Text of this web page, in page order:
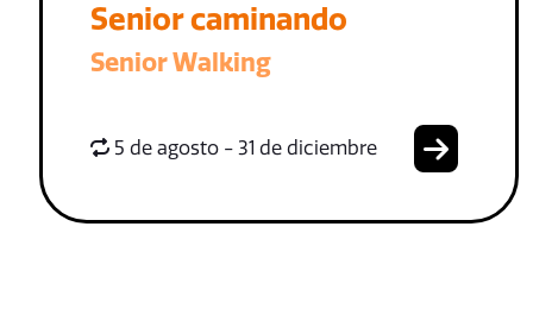
Senior caminando
Senior Walking
5 de agosto - 31 de diciembre